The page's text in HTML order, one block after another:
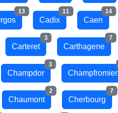
13
Cadix
11
Caen
14
Carteret
3
Carthagene
7
Champdor
3
Champfromier
Chaumont
2
Cherbourg
7